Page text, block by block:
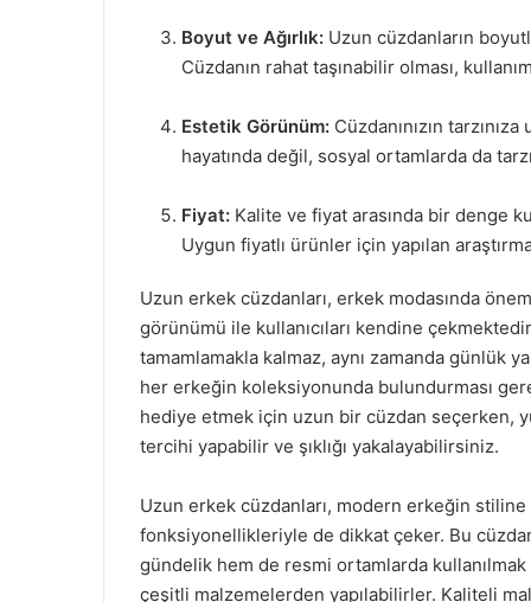
Boyut ve Ağırlık: Uzun cüzdanların
Cüzdanın rahat taşınabilir olması,
Estetik Görünüm: Cüzdanınızın
hayatında değil, sosyal ortamlarda da
Fiyat: Kalite ve fiyat arasında bir denge
Uygun fiyatlı ürünler için yapılan
Uzun erkek cüzdanları, erkek modasında
görünümü ile kullanıcıları kendine
tamamlamakla kalmaz, aynı zamanda günlük
her erkeğin koleksiyonunda bulundurması
hediye etmek için uzun bir cüzdan seçerken,
tercihi yapabilir ve şıklığı yakalayabilirsiniz.
Uzun erkek cüzdanları, modern erkeğin stiline
fonksiyonellikleriyle de dikkat çeker. Bu
gündelik hem de resmi ortamlarda
çeşitli malzemelerden yapılabilirler. Kaliteli